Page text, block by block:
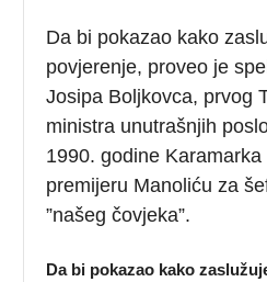
Da bi pokazao kako
povjerenje, proveo je
Josipa Boljkovca, prvog
ministra unutrašnjih
1990. godine
premijeru Manoliću za
”našeg čovjeka”.
Da bi pokazao kako